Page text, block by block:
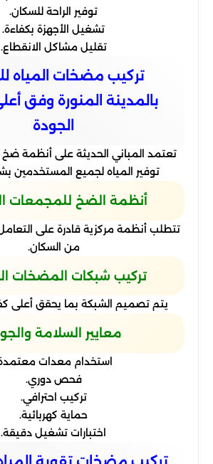
توفير الراحة للسكان.
تشغيل الأجهزة بكفاءة.
تقليل مشاكل الانقطاع.
تركيب مضخات المياه
بالمدينة المنورة وفق
الجودة
تعتمد المباني الحديثة على أنظمة
توفير المياه لجميع المستخدمين
أنظمة الضخ للمجمعات
تتطلب أنظمة مركزية قادرة على
من السكان.
تركيب شبكات المضخات
يتم تصميم الشبكة بما يحقق أعلى
معايير السلامة
استخدام معدات
فحص دوري.
تركيب احترافي.
حماية كهربائية.
اختبارات تشغيل دقيقة.